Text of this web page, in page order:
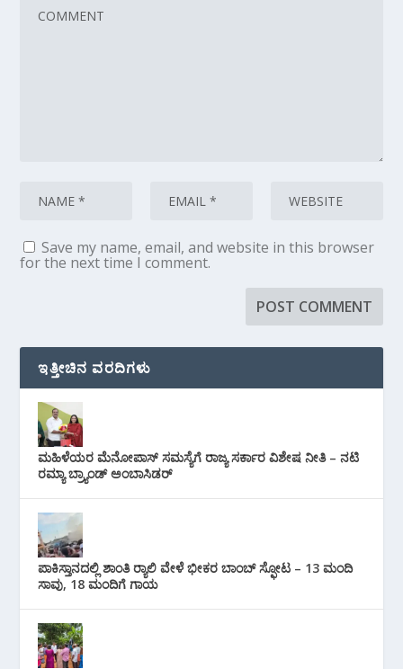
Save my name, email, and website in this browser
for the next time I comment.
ಇತ್ತೀಚಿನ ವರದಿಗಳು
ಮಹಿಳೆಯರ ಮೆನೋಪಾಸ್ ಸಮಸ್ಯೆಗೆ ರಾಜ್ಯ ಸರ್ಕಾರ ವಿಶೇಷ ನೀತಿ – ನಟಿ
ರಮ್ಯಾ ಬ್ರ್ಯಾಂಡ್ ಅಂಬಾಸಿಡರ್
ಪಾಕಿಸ್ತಾನದಲ್ಲಿ ಶಾಂತಿ ರ‍್ಯಾಲಿ ವೇಳೆ ಭೀಕರ ಬಾಂಬ್ ಸ್ಫೋಟ – 13 ಮಂದಿ
ಸಾವು, 18 ಮಂದಿಗೆ ಗಾಯ